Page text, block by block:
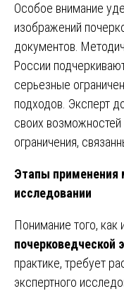
Особое внимание
изображений
документов.
России
серьезные
подходов. Эксперт
своих
ограничения,
Этапы применения
исследовании
Понимание того, как
почерковедческой
практике, требует
экспертного